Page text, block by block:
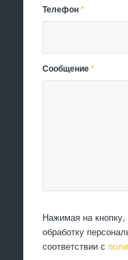
Телефон*
Сообщение*
Нажимая на
обработку
соответствии с